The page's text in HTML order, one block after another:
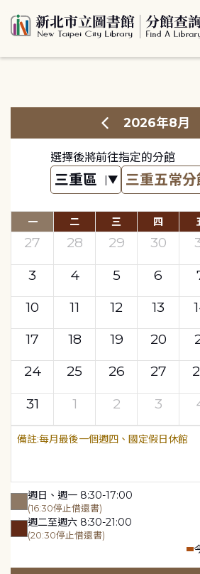
2026年8月
選擇後將前往指定的分館
一 二 三 四
27 28 29 30
3
4 5 6
10
11 12 13
17
18 19 20
24
25 26 27
31
1 2 3
每月最後一個週四、國定假日休館
週日、週一 8:30-17:00
(16:30停止借還書)
週二至週六 8:30-21:00
(20:30停止借還書)